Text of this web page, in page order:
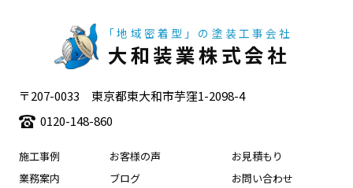
「地域密着型」の塗装工事会社
大和装業株式会社
〒207-0033 東京都東大和市芋窪1-2098-4
0120-148-860
施工事例
業務案内
お客様の声
ブログ
お見積もり
お問い合わせ